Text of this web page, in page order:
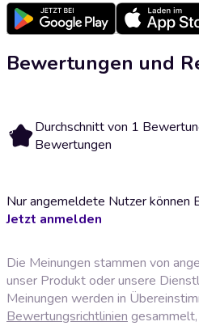
Bewertungen und
5 Durchschnitt von 1
Bewertungen
Nur angemeldete Nutzer können
Jetzt anmelden
Die Meinungen stammen von
unser Produkt oder unsere
Meinungen werden in
Bewertungsrichtlinien